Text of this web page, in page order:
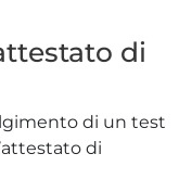
di
di un test
di